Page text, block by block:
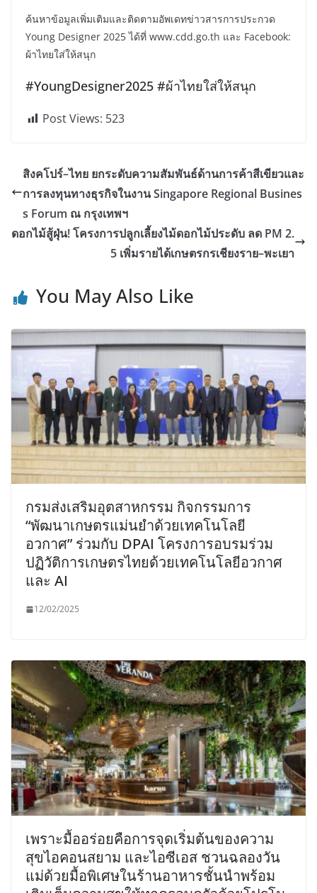
ค้นหาข้อมูลเพิ่มเติมและติดตามอัพเดทข่าวสารการประกวด
Young Designer 2025 ได้ที่ www.cdd.go.th และ Facebook:
ผ้าไทยใส่ให้สนุก
#YoungDesigner2025 #ผ้าไทยใส่ให้สนุก
Post Views: 523
สิงคโปร์–ไทย ยกระดับความสัมพันธ์ด้านการค้าสีเขียวและ
การลงทุนทางธุรกิจในงาน Singapore Regional Busines
s Forum ณ กรุงเทพฯ
ดอกไม้สู้ฝุ่น! โครงการปลูกเลี้ยงไม้ดอกไม้ประดับ ลด PM 2.
5 เพิ่มรายได้เกษตรกรเชียงราย–พะเยา
You May Also Like
กรมส่งเสริมอุตสาหกรรม กิจกรรมการ
“พัฒนาเกษตรแม่นยำด้วยเทคโนโลยี
อวกาศ” ร่วมกับ DPAI โครงการอบรมร่วม
ปฏิวัติการเกษตรไทยด้วยเทคโนโลยีอวกาศ
และ AI
12/02/2025
เพราะมื้ออร่อยคือการจุดเริ่มต้นของความ
สุขไอคอนสยาม และไอซีเอส ชวนฉลองวัน
แม่ด้วยมื้อพิเศษในร้านอาหารชั้นนำพร้อม